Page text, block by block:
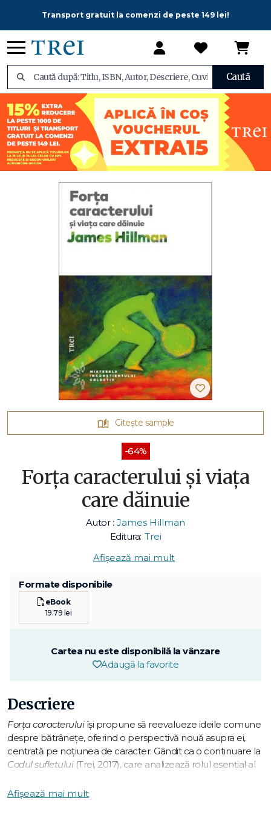
Transport gratuit la comenzi de peste 149 lei!
Caută
Citește sample
-64%
Forţa caracterului şi viaţa
care dăinuie
Autor : James Hillman
Editura: Trei
Afișează mai mult
Formate disponibile
eBook
19.79 lei
Cartea nu este disponibilă la vânzare
Adaugă la favorite
Descriere
Forţa caracteruluiîşi propune să reevalueze ideile comune
despre bătrâneţe, oferind o perspectivă nouă asupra ei,
centrată pe noţiunea de caracter. Gândit ca o continuare la
Codul sufletului(Trei, 2017), care analizează rolul esenţial al
volumul de faţă este structurat în trei părţi ce corespund
Afișează mai mult